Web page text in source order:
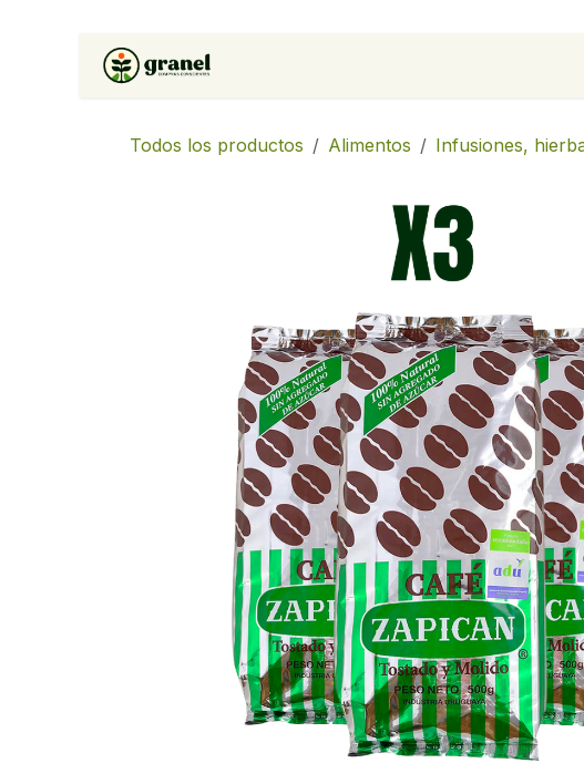
Ir al contenido
Todos los productos Alimentos Infusiones,